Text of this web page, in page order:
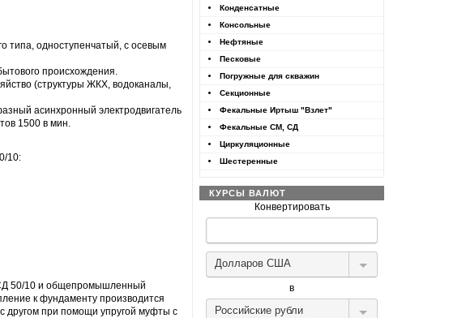
типа, одноступенчатый, с осевым
происхождения.
(структуры ЖКХ, водоканалы,
асинхронный электродвигатель
1500 в мин.
10:
50/10 и общепромышленный
к фундаменту производится
другом при помощи упругой муфты с
Конденсатные
Консольные
Нефтяные
Песковые
Погружные для скважин
Секционные
Фекальные Иртыш "Взлет"
Фекальные СМ, СД
Циркуляционные
Шестеренные
КУРСЫ ВАЛЮТ
Конвертировать
Долларов США
в
Российские рубли